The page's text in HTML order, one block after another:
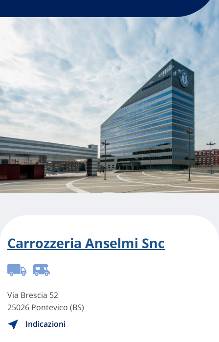
Carrozzeria Anselmi Snc
Via Brescia 52
25026 Pontevico (BS)
Indicazioni